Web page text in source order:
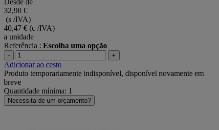
Desde de
32,90 €
(s /IVA)
40,47 € (c /IVA)
a unidade
Referência : Escolha uma opção
- +
Adicionar ao cesto
Produto temporariamente indisponível, disponível novamente em
breve
Quantidade mínima: 1
Necessita de um orçamento?